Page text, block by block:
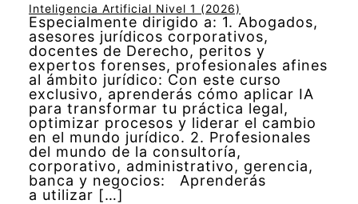
Inteligencia Artificial Nivel 1 (2026)
Especialmente dirigido a: 1. Abogados,
asesores jurídicos corporativos,
docentes de Derecho, peritos y
expertos forenses, profesionales afines
al ámbito jurídico: Con este curso
exclusivo, aprenderás cómo aplicar IA
para transformar tu práctica legal,
optimizar procesos y liderar el cambio
en el mundo jurídico. 2. Profesionales
del mundo de la consultoría,
corporativo, administrativo, gerencia,
banca y negocios: Aprenderás
a utilizar […]